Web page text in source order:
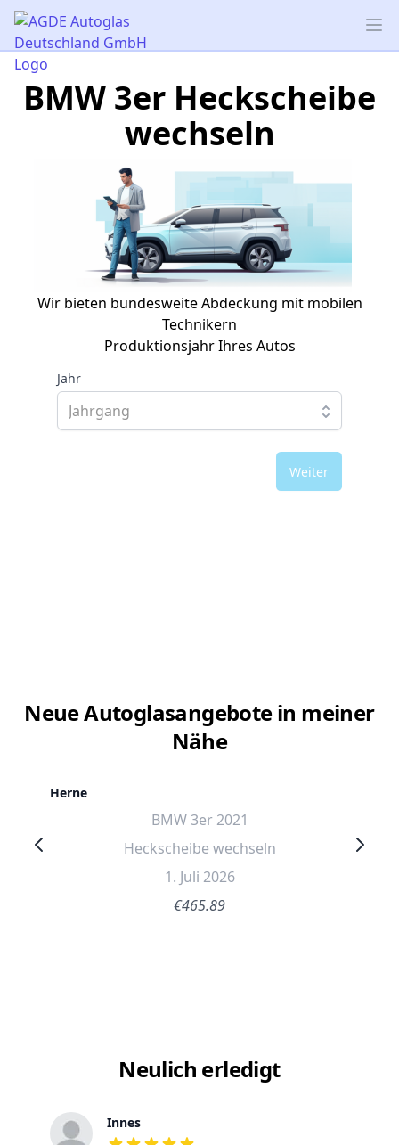
AGDE Autoglas Deutschland GmbH
BMW 3er Heckscheibe
wechseln
Wir bieten bundesweite Abdeckung mit mobilen
Technikern
Produktionsjahr Ihres Autos
Jahr
Weiter
Neue Autoglasangebote in meiner
Nähe
Herne
BMW 3er 2021
Heckscheibe wechseln
1. Juli 2026
€465.89
Neulich erledigt
Innes